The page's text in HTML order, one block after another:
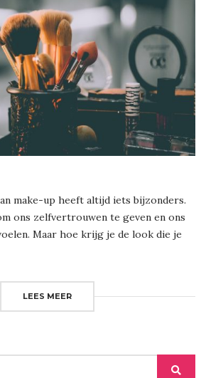
make-up heeft altijd iets bijzonders.
ons zelfvertrouwen te geven en ons
Maar hoe krijg je de look die je
LEES MEER